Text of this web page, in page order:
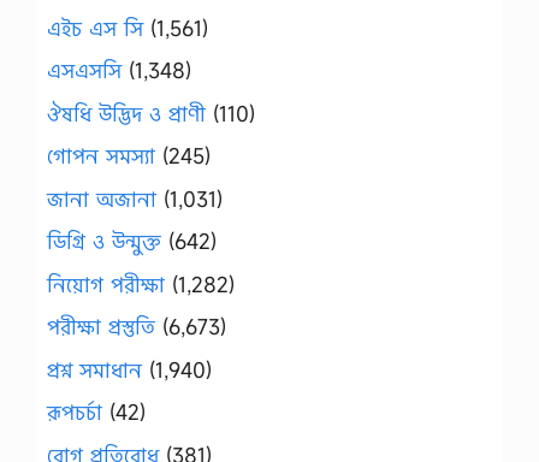
এইচ এস সি(1,561)
এসএসসি(1,348)
ঔষধি উদ্ভিদ ও প্রাণী (110)
গোপন সমস্যা (245)
জানা অজানা (1,031)
ডিগ্রি ও উন্মুক্ত (642)
নিয়োগ পরীক্ষা (1,282)
পরীক্ষা প্রস্তুতি (6,673)
প্রশ্ন সমাধান (1,940)
রূপচর্চা (42)
রোগ প্রতিরোধ(381)